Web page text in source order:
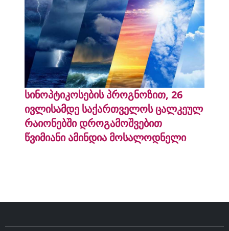
სინოპტიკოსების პროგნოზით, 26
ივლისამდე საქართველოს ცალკეულ
რაიონებში დროგამოშვებით
წვიმიანი ამინდია მოსალოდნელი